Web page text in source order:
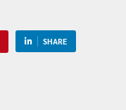
SHARE